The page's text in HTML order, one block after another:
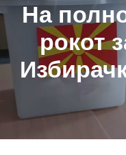
На
рокот